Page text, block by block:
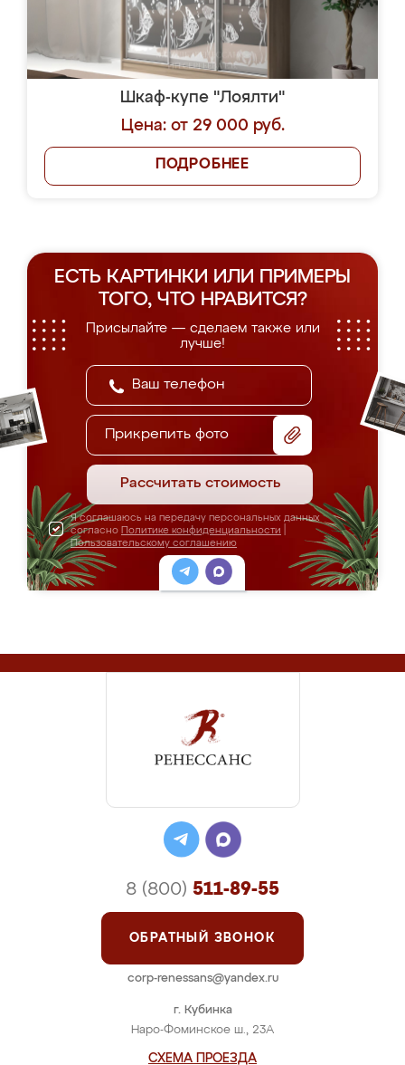
Шкаф-купе "Лоялти"
Цена: от 29 000 руб.
ПОДРОБНЕЕ
ЕСТЬ КАРТИНКИ ИЛИ ПРИМЕРЫ
ТОГО, ЧТО НРАВИТСЯ?
Присылайте — сделаем также или
лучше!
Прикрепить фото
Рассчитать стоимость
Я соглашаюсь на передачу персональных данных
согласно Политике конфиденциальности
Пользовательскому соглашению
г. Кубинка
Наро-Фоминское ш., 23А
СХЕМА ПРОЕЗДА
8 (800) 511-89-55
ОБРАТНЫЙ ЗВОНОК
corp-renessans@yandex.ru